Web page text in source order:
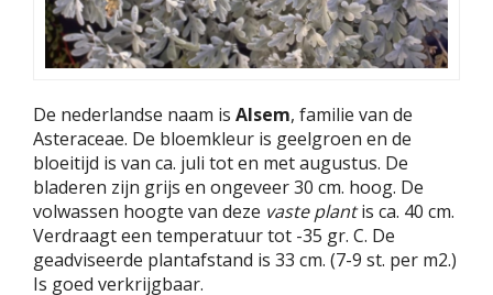
De nederlandse naam is Alsem, familie van de
Asteraceae. De bloemkleur is geelgroen en de
bloeitijd is van ca. juli tot en met augustus. De
bladeren zijn grijs en ongeveer 30 cm. hoog. De
volwassen hoogte van deze vaste plantis ca. 40 cm.
Verdraagt een temperatuur tot -35 gr. C. De
geadviseerde plantafstand is 33 cm. (7-9 st. per m2.)
Is goed verkrijgbaar.